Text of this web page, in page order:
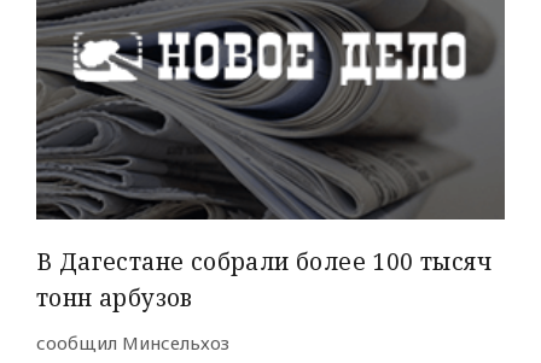
В Дагестане собрали более 100 тысяч
тонн арбузов
сообщил Минсельхоз